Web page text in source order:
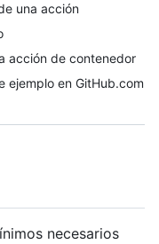
una acción
acción de contenedor
ejemplo en GitHub.com
necesarios